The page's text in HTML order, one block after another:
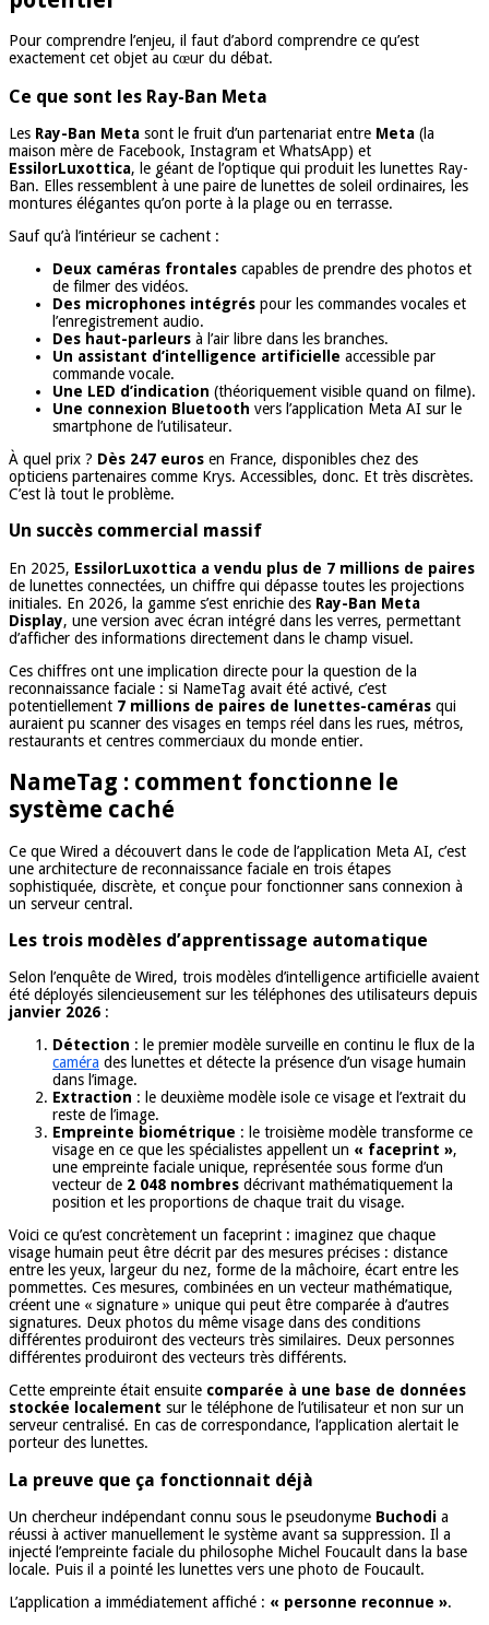
Pour comprendre l’enjeu, il faut d’abord comprendre ce qu’est
exactement cet objet au cœur du débat.
Ce que sont les Ray-Ban Meta
Les Ray-Ban Meta sont le fruit d’un partenariat entre Meta (la
maison mère de Facebook, Instagram et WhatsApp) et
EssilorLuxottica, le géant de l’optique qui produit les lunettes Ray-
Ban. Elles ressemblent à une paire de lunettes de soleil ordinaires, les
montures élégantes qu’on porte à la plage ou en terrasse.
Sauf qu’à l’intérieur se cachent :
Deux caméras frontales capables de prendre des photos et
de filmer des vidéos.
Des microphones intégrés pour les commandes vocales et
l’enregistrement audio.
Des haut-parleurs à l’air libre dans les branches.
Un assistant d’intelligence artificielle accessible par
commande vocale.
Une LED d’indication (théoriquement visible quand on filme).
Une connexion Bluetooth vers l’application Meta AI sur le
smartphone de l’utilisateur.
À quel prix ? Dès 247 euros en France, disponibles chez des
opticiens partenaires comme Krys. Accessibles, donc. Et très discrètes.
C’est là tout le problème.
Un succès commercial massif
En 2025, EssilorLuxottica a vendu plus de 7 millions de paires
de lunettes connectées, un chiffre qui dépasse toutes les projections
initiales. En 2026, la gamme s’est enrichie des Ray-Ban Meta
Display, une version avec écran intégré dans les verres, permettant
d’afficher des informations directement dans le champ visuel.
Ces chiffres ont une implication directe pour la question de la
reconnaissance faciale : si NameTag avait été activé, c’est
potentiellement 7 millions de paires de lunettes-caméras qui
auraient pu scanner des visages en temps réel dans les rues, métros,
restaurants et centres commerciaux du monde entier.
NameTag : comment fonctionne le
système caché
Ce que Wired a découvert dans le code de l’application Meta AI, c’est
une architecture de reconnaissance faciale en trois étapes
sophistiquée, discrète, et conçue pour fonctionner sans connexion à
un serveur central.
Les trois modèles d’apprentissage automatique
Selon l’enquête de Wired, trois modèles d’intelligence artificielle avaient
été déployés silencieusement sur les téléphones des utilisateurs depuis
janvier 2026 :
Détection : le premier modèle surveille en continu le flux de la
caméra des lunettes et détecte la présence d’un visage humain
dans l’image.
Extraction : le deuxième modèle isole ce visage et l’extrait du
reste de l’image.
Empreinte biométrique : le troisième modèle transforme ce
visage en ce que les spécialistes appellent un « faceprint »,
une empreinte faciale unique, représentée sous forme d’un
vecteur de 2 048 nombres décrivant mathématiquement la
position et les proportions de chaque trait du visage.
Voici ce qu’est concrètement un faceprint : imaginez que chaque
visage humain peut être décrit par des mesures précises : distance
entre les yeux, largeur du nez, forme de la mâchoire, écart entre les
pommettes. Ces mesures, combinées en un vecteur mathématique,
créent une « signature » unique qui peut être comparée à d’autres
signatures. Deux photos du même visage dans des conditions
différentes produiront des vecteurs très similaires. Deux personnes
différentes produiront des vecteurs très différents.
Cette empreinte était ensuite comparée à une base de données
stockée localement sur le téléphone de l’utilisateur et non sur un
serveur centralisé. En cas de correspondance, l’application alertait le
porteur des lunettes.
La preuve que ça fonctionnait déjà
Un chercheur indépendant connu sous le pseudonyme Buchodi a
réussi à activer manuellement le système avant sa suppression. Il a
injecté l’empreinte faciale du philosophe Michel Foucault dans la base
locale. Puis il a pointé les lunettes vers une photo de Foucault.
L’application a immédiatement affiché : « personne reconnue ».